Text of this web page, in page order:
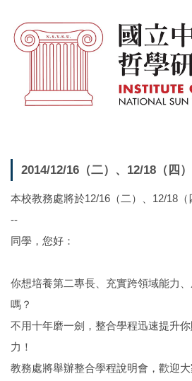
到
主
2014/12/16（二）、12/18（四
本校教務處將於12/16（二）、12/18
--
同學，您好：
你想培養第二專長、充實跨領域能力
嗎？
不用十年磨一劍，整合學程迅速提升
力！
教務處將舉辦整合學程說明會，歡迎大